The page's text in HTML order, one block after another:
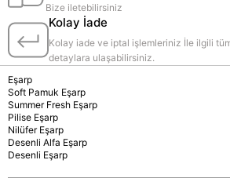
Bize iletebilirsiniz
Kolay İade
Kolay iade ve iptal işlemleriniz İle ilgili
detaylara ulaşabilirsiniz.
Eşarp
Soft Pamuk Eşarp
Summer Fresh Eşarp
Pilise Eşarp
Nilüfer Eşarp
Desenli Alfa Eşarp
Desenli Eşarp